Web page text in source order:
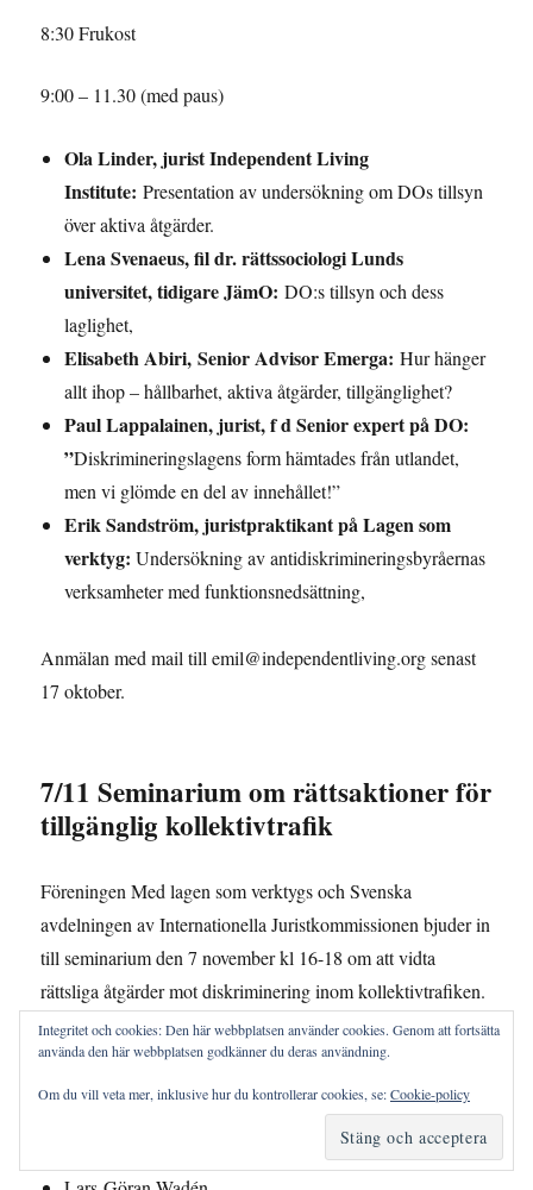
8:30 Frukost
9:00 – 11.30 (med paus)
Ola Linder, jurist Independent Living
Institute: Presentation av undersökning om DOs tillsyn
över aktiva åtgärder.
Lena Svenaeus, fil dr. rättssociologi Lunds
universitet, tidigare JämO:DO:s tillsyn och dess
laglighet,
Elisabeth Abiri, Senior Advisor Emerga: Hur hänger
allt ihop – hållbarhet, aktiva åtgärder, tillgänglighet?
Paul Lappalainen, jurist, f d Senior expert på DO:
”Diskrimineringslagens form hämtades från utlandet,
men vi glömde en del av innehållet!”
Erik Sandström, juristpraktikant på Lagen som
verktyg: Undersökning av antidiskrimineringsbyråernas
verksamheter med funktionsnedsättning,
Anmälan med mail till emil@independentliving.org senast
17 oktober.
7/11 Seminarium om rättsaktioner för
tillgänglig kollektivtrafik
Föreningen Med lagen som verktygs och Svenska
avdelningen av Internationella Juristkommissionen bjuder in
till seminarium den 7 november kl 16-18 om att vidta
rättsliga åtgärder mot diskriminering inom kollektivtrafiken.
Utifrån två rättsfall kommer vi diskutera rättsläget och hur vi
ska hantera det. Hur får vi genomslag för en bättre
kollektivtrafik med hjälp av strategiska processföring?
Integritet och cookies: Den här webbplatsen använder cookies. Genom att fortsätta
använda den här webbplatsen godkänner du deras användning.
Om du vill veta mer, inklusive hur du kontrollerar cookies, se:Cookie-policy